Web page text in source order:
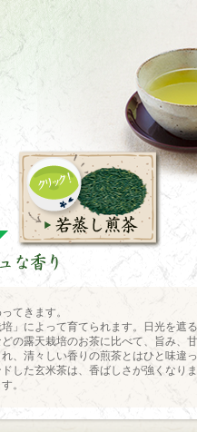
てきます。
」によって育てられます。日光を遮
の露天栽培のお茶に比べて、旨み、
、清々しい香りの煎茶とはひと味違
した玄米茶は、香ばしさが強くなりま
。